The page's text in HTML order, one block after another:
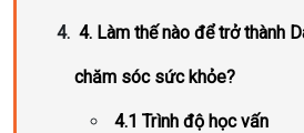
4. Làm thế nào để trở thành
chăm sóc sức khỏe?
4.1 Trình độ học vấn